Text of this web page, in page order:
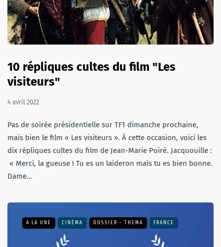
10 répliques cultes du film "Les
visiteurs"
4 avril 2022
Pas de soirée présidentielle sur TF1 dimanche prochaine,
mais bien le film « Les visiteurs ». À cette occasion, voici les
dix répliques cultes du film de Jean-Marie Poiré. Jacquouille :
« Merci, la gueuse ! Tu es un laideron mais tu es bien bonne.
Dame…
A LA UNE CINÉMA DOSSIER - THEMA FRANCE